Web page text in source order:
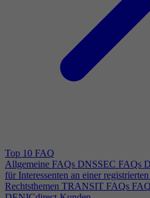
Top 10 FAQ
Allgemeine FAQs DNSSEC FAQs
für Interessenten an einer
Rechtsthemen TRANSIT FAQs